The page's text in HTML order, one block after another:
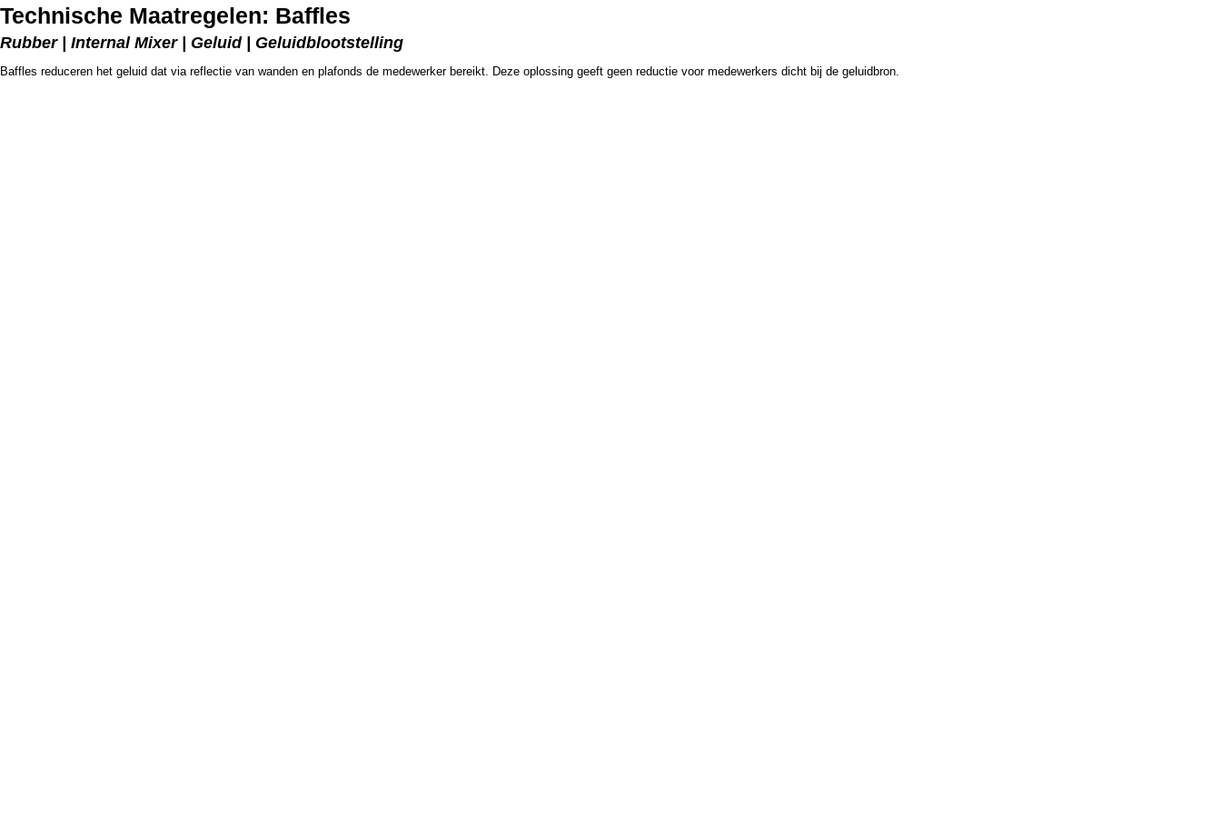
Technische Maatregelen: Baffles
Rubber | Internal Mixer | Geluid | Geluidblootstelling
Baffles reduceren het geluid dat via reflectie van wanden en plafonds de medewerker bereikt. Deze oplossing geeft geen reductie voor medewerkers dicht bij de geluidbron.